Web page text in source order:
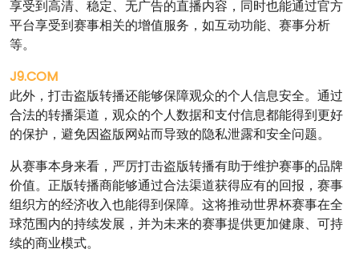
享受到高清、稳定、无广告的直播内容，同时也能通过官方
平台享受到赛事相关的增值服务，如互动功能、赛事分析
等。
J9.COM
此外，打击盗版转播还能够保障观众的个人信息安全。通过
合法的转播渠道，观众的个人数据和支付信息都能得到更好
的保护，避免因盗版网站而导致的隐私泄露和安全问题。
从赛事本身来看，严厉打击盗版转播有助于维护赛事的品牌
价值。正版转播商能够通过合法渠道获得应有的回报，赛事
组织方的经济收入也能得到保障。这将推动世界杯赛事在全
球范围内的持续发展，并为未来的赛事提供更加健康、可持
续的商业模式。